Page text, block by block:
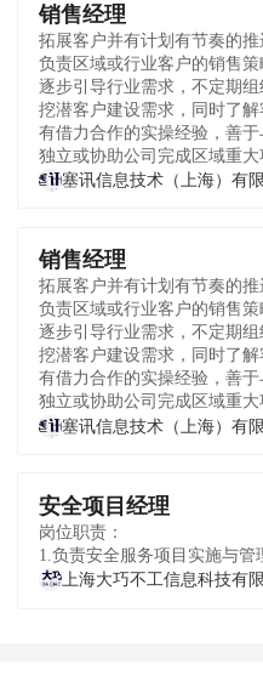
销售经理
负责区域或行业客户的销售策略制定与实施，制定区域或行业市场策略及
逐步引导行业需求，不定期组织区域客户行业交流分
挖潜客户建设需求，同时了解客户试用情况，向公司提供反
有借力合作的实操经验，善于与上下游厂商
独立或协助公司完成区域重大项目
塞讯信息技术（上海）有
销售经理
负责区域或行业客户的销售策略制定与实施，制定区域或行业市场策略及
逐步引导行业需求，不定期组织区域客户行业交流分
挖潜客户建设需求，同时了解客户试用情况，向公司提供反
有借力合作的实操经验，善于与上下游厂商
独立或协助公司完成区域重大项目
塞讯信息技术（上海）有
安全项目经理
岗位职责：
1.负责安全服务项目实施与管
上海大巧不工信息科技有